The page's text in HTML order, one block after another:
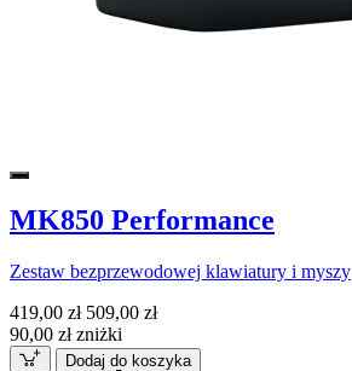
MK850 Performance
Zestaw bezprzewodowej klawiatury i myszy
419,00 zł 509,00 zł
90,00 zł zniżki
Dodaj do koszyka